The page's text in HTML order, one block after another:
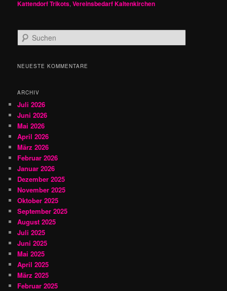
Kattendorf Trikots,Vereinsbedarf Kaltenkirchen
u
h
NEUESTE KOMMENTARE
ARCHIV
Juli 2026
Juni 2026
Mai 2026
April 2026
März 2026
Februar 2026
Januar 2026
Dezember 2025
November 2025
Oktober 2025
September 2025
August 2025
Juli 2025
Juni 2025
Mai 2025
April 2025
März 2025
Februar 2025